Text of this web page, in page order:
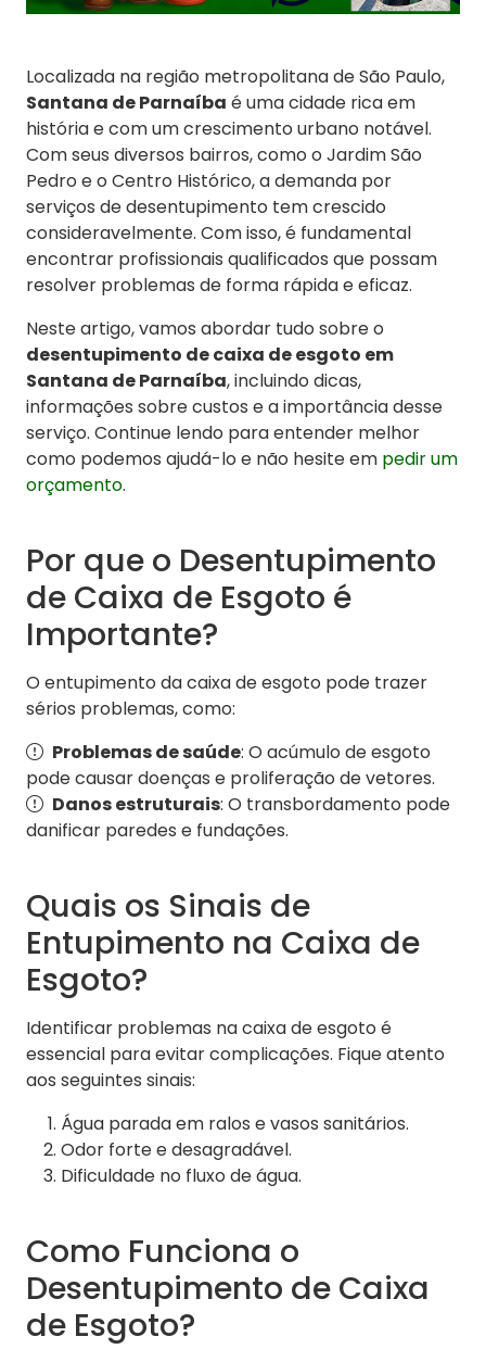
Localizada na região metropolitana de São Paulo,
Santana de Parnaíba é uma cidade rica em
história e com um crescimento urbano notável.
Com seus diversos bairros, como o Jardim São
Pedro e o Centro Histórico, a demanda por
serviços de desentupimento tem crescido
consideravelmente. Com isso, é fundamental
encontrar profissionais qualificados que possam
resolver problemas de forma rápida e eficaz.
Neste artigo, vamos abordar tudo sobre o
desentupimento de caixa de esgoto em
Santana de Parnaíba, incluindo dicas,
informações sobre custos e a importância desse
serviço. Continue lendo para entender melhor
como podemos ajudá-lo e não hesite em pedir um
orçamento.
Por que o Desentupimento
de Caixa de Esgoto é
Importante?
O entupimento da caixa de esgoto pode trazer
sérios problemas, como:
Problemas de saúde: O acúmulo de esgoto
pode causar doenças e proliferação de vetores.
Danos estruturais: O transbordamento pode
danificar paredes e fundações.
Quais os Sinais de
Entupimento na Caixa de
Esgoto?
Identificar problemas na caixa de esgoto é
essencial para evitar complicações. Fique atento
aos seguintes sinais:
Água parada em ralos e vasos sanitários.
Odor forte e desagradável.
Dificuldade no fluxo de água.
Como Funciona o
Desentupimento de Caixa
de Esgoto?